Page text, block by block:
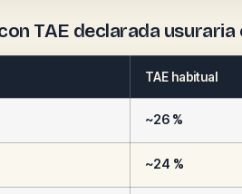
TAE declarada usuraria
TAE habitual
~26 %
~24 %